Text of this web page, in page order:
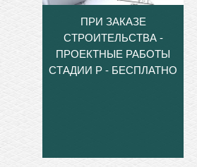
ПРИ ЗАКАЗЕ
СТРОИТЕЛЬСТВА -
ПРОЕКТНЫЕ РАБОТЫ
СТАДИИ Р - БЕСПЛАТНО